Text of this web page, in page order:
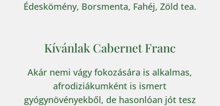
Édeskömény, Borsmenta, Fahéj, Zöld tea.
Kívánlak Cabernet Franc
Akár nemi vágy fokozására is alkalmas,
afrodiziákumként is ismert
gyógynövényekből, de hasonlóan jót tesz